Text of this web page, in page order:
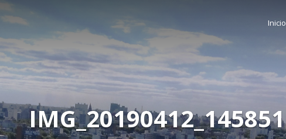
IMG_20190412_145851
Inicio